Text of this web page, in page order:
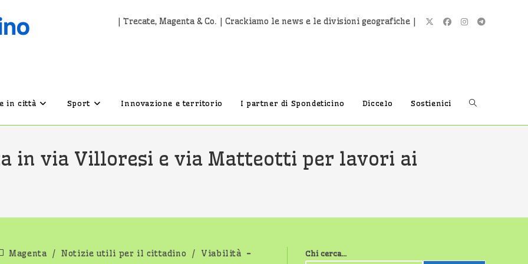
| Trecate, Magenta & Co. | Crackiamo le news e le divisioni geografiche |
in città Sport Innovazione e territorio I partner di Spondeticino Diccelo Sostienici Attiva/
in via Villoresi e via Matteotti per lavori ai
Magenta / Notizie utili per il cittadino /
Viabilità
Chi cerca...